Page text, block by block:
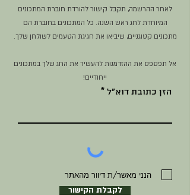
לאחר ההרשמה, תקבל קישור להורדת חוברת המתכונים
המיוחדת לחג ראש השנה. כל המתכונים בחוברת הם
מתכונים קטוגניים, שיביאו את חגיגת הטעמים לשולחן שלך.
אל תפספס את ההזדמנות להעשיר את החג שלך במתכונים
ייחודיים!
הזן כתובת דוא"ל
הנני מאשר/ת דיוור מהאתר
לקבלת הקישור